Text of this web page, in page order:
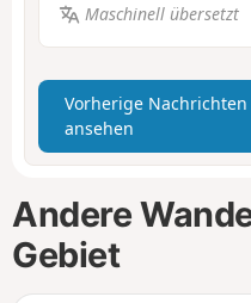
Maschinell übersetzt
Vorherige
ansehen
Andere
Gebiet